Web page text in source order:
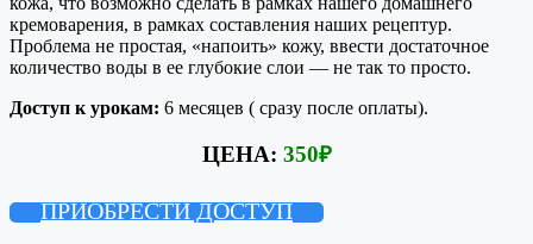
кремоварения, в рамках составления наших рецептур.
Проблема не простая, «напоить» кожу, ввести достаточное
количество воды в ее глубокие слои — не так то просто.
Доступ к урокам: 6 месяцев ( сразу после оплаты).
ЦЕНА: 350₽
ПРИОБРЕСТИ ДОСТУП